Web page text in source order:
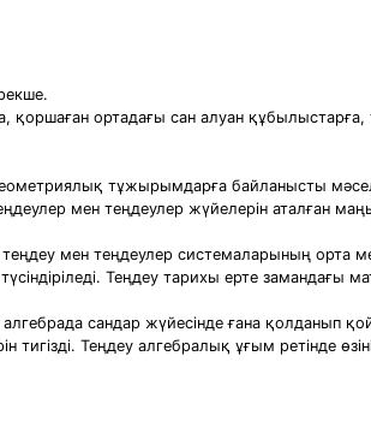
қоршаған ортадағы сан алуан
тұжырымдарға байланысты
мен теңдеулер жүйелерін аталған
мен теңдеулер системаларының орта
Теңдеу тарихы ерте замандағы
сандар жүйесінде ғана қолданып
Теңдеу алгебралық ұғым ретінде